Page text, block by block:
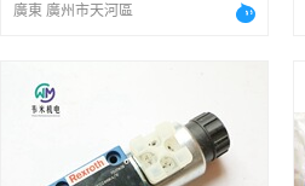
廣東 廣州市天河區